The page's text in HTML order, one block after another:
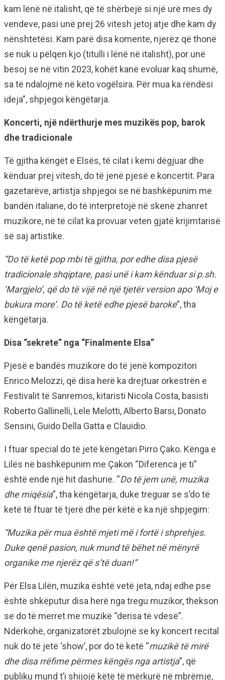
kam lënë në italisht, që të shërbejë si një urë mes dy
vendeve, pasi unë prej 26 vitesh jetoj atje dhe kam dy
nënshtetësi. Kam parë disa komente, njerëz që thonë
se nuk u pëlqen kjo (titulli i lënë në italisht), por unë
besoj se në vitin 2023, kohët kanë evoluar kaq shumë,
sa të ndalojmë në këto vogëlsira. Për mua ka rëndësi
ideja”, shpjegoi këngëtarja.
Koncerti, një ndërthurje mes muzikës pop, barok
dhe tradicionale
Të gjitha këngët e Elsës, të cilat i kemi dëgjuar dhe
kënduar prej vitesh, do të jenë pjesë e koncertit. Para
gazetarëve, artistja shpjegoi se në bashkëpunim me
bandën italiane, do të interpretojë në skenë zhanret
muzikore, në të cilat ka provuar veten gjatë krijimtarisë
së saj artistike.
“Do të ketë pop mbi të gjitha, por edhe disa pjesë
tradicionale shqiptare, pasi unë i kam kënduar si p.sh.
‘Margjelo’, që do të vijë në një tjetër version apo ‘Moj e
bukura more’. Do të ketë edhe pjesë baroke”, tha
këngëtarja.
Disa “sekrete” nga “Finalmente Elsa”
Pjesë e bandës muzikore do të jenë kompozitori
Enrico Melozzi, që disa herë ka drejtuar orkestrën e
Festivalit të Sanremos, kitaristi Nicola Costa, basisti
Roberto Gallinelli, Lele Melotti, Alberto Barsi, Donato
Sensini, Guido Della Gatta e Clauidio.
I ftuar special do të jetë këngëtari Pirro Çako. Kënga e
Lilës në bashkëpunim me Çakon “Diferenca je ti”
është ende një hit dashurie. “Do të jem unë, muzika
dhe miqësia”, tha këngëtarja, duke treguar se s’do të
ketë të ftuar të tjerë dhe për këtë e ka një shpjegim:
“Muzika për mua është mjeti më i fortë i shprehjes.
Duke qenë pasion, nuk mund të bëhet në mënyrë
organike me njerëz që s’të duan!”
Për Elsa Lilën, muzika është vetë jeta, ndaj edhe pse
është shkëputur disa herë nga tregu muzikor, thekson
se do të merret me muzikë “derisa të vdesë”.
Ndërkohë, organizatorët zbulojnë se ky koncert recital
nuk do të jetë ‘show’, por do të ketë “muzikë të mirë
dhe disa rrëfime përmes këngës nga artistja”, që
publiku mund t’i shijojë këtë të mërkurë në mbrëmje,